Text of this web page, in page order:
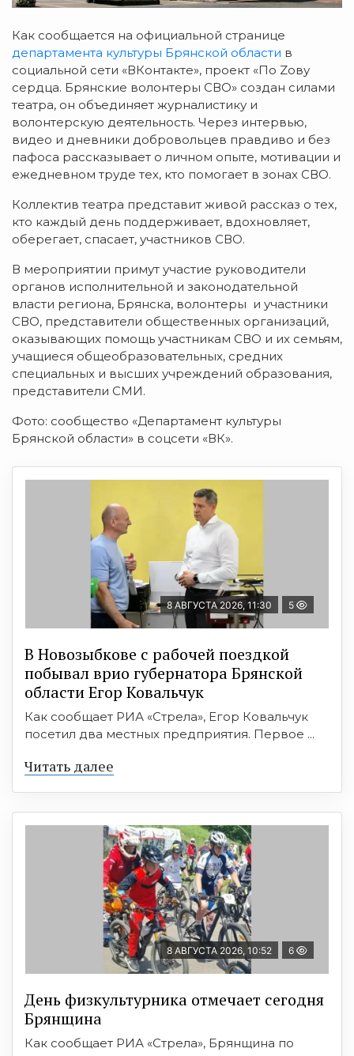
Как сообщается на официальной странице
департамента культуры Брянской области в
социальной сети «ВКонтакте», проект «По Zoву
сердца. Брянские волонтеры СВО» создан силами
театра, он объединяет журналистику и
волонтерскую деятельность. Через интервью,
видео и дневники добровольцев правдиво и без
пафоса рассказывает о личном опыте, мотивации и
ежедневном труде тех, кто помогает в зонах СВО.
Коллектив театра представит живой рассказ о тех,
кто каждый день поддерживает, вдохновляет,
оберегает, спасает, участников СВО.
В мероприятии примут участие руководители
органов исполнительной и законодательной
власти региона, Брянска, волонтеры и участники
СВО, представители общественных организаций,
оказывающих помощь участникам СВО и их семьям,
учащиеся общеобразовательных, средних
специальных и высших учреждений образования,
представители СМИ.
Фото: сообщество «Департамент культуры
Брянской области» в соцсети «ВК».
8 АВГУСТА 2026, 11:30 5
В Новозыбкове с рабочей поездкой
побывал врио губернатора Брянской
области Егор Ковальчук
Как сообщает РИА «Стрела», Егор Ковальчук
посетил два местных предприятия. Первое ...
Читать далее
8 АВГУСТА 2026, 10:52 6
День физкультурника отмечает сегодня
Брянщина
Как сообщает РИА «Стрела», Брянщина по